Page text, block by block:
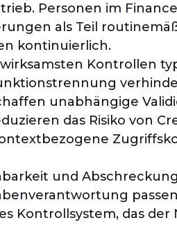
Personen im
als Teil
kontinuierlich.
Kontrollen
unabhängige
das Risiko von
und
Kontrollsystem, das der